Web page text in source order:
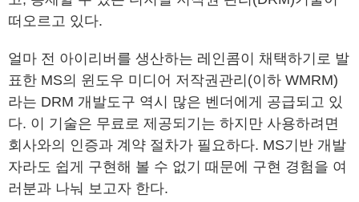
떠오르고 있다.
얼마 전 아이리버를 생산하는 레인콤이 채택하기로 발
표한 MS의 윈도우 미디어 저작권관리(이하 WMRM)
라는 DRM 개발도구 역시 많은 벤더에게 공급되고 있
다. 이 기술은 무료로 제공되기는 하지만 사용하려면
회사와의 인증과 계약 절차가 필요하다. MS기반 개발
자라도 쉽게 구현해 볼 수 없기 때문에 구현 경험을 여
러분과 나눠 보고자 한다.